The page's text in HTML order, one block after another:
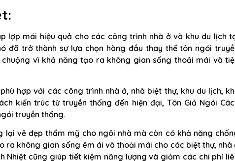
lợp mái hiệu quả cho các công trình nhà ở và khu du lịch
đã trở thành sự lựa chọn hàng đầu thay thế tôn ngói
chuộng vì khả năng tạo ra không gian sống thoải mái và
hợp với các công trình nhà ở, nhà biệt thự, khu du lịch,
kiến trúc từ truyền thống đến hiện đại, Tôn Giả Ngói
truyền thống.
lại vẻ đẹp thẩm mỹ cho ngôi nhà mà còn có khả năng
ra không gian sống êm ái và thoải mái cho các biệt thự, nhà
Nhiệt cũng giúp tiết kiệm năng lượng và giảm các chi phí